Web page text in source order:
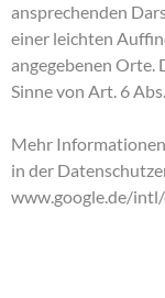
ansprechenden
einer leichten
angegebenen Orte.
Sinne von Art. 6
Mehr
in der
www.google.de/